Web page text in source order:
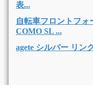
表...
自転車フロントフ
COMO SL ...
agete シルバー リン